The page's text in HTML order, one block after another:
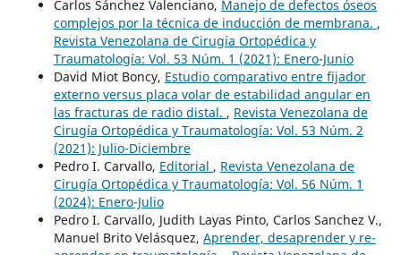
Carlos Sánchez Valenciano, Manejo de defectos óseos
complejos por la técnica de inducción de membrana. ,
Revista Venezolana de Cirugía Ortopédica y
Traumatología: Vol. 53 Núm. 1 (2021): Enero-Junio
David Miot Boncy, Estudio comparativo entre fijador
externo versus placa volar de estabilidad angular en
las fracturas de radio distal. , Revista Venezolana de
Cirugía Ortopédica y Traumatología: Vol. 53 Núm. 2
(2021): Julio-Diciembre
Pedro I. Carvallo, Editorial , Revista Venezolana de
Cirugía Ortopédica y Traumatología: Vol. 56 Núm. 1
(2024): Enero-Julio
Pedro I. Carvallo, Judith Layas Pinto, Carlos Sanchez V.,
Manuel Brito Velásquez, Aprender, desaprender y re-